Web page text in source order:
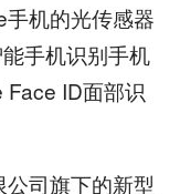
机的光传感器
手机识别手机
ID面部识
司旗下的新型